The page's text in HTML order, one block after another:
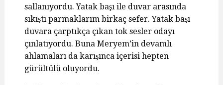
sallanıyordu. Yatak başı ile duvar arasında
sıkıştı parmaklarım birkaç sefer. Yatak başı
duvara çarptıkça çıkan tok sesler odayı
çınlatıyordu. Buna Meryem’in devamlı
ahlamaları da karışınca içerisi hepten
gürültülü oluyordu.